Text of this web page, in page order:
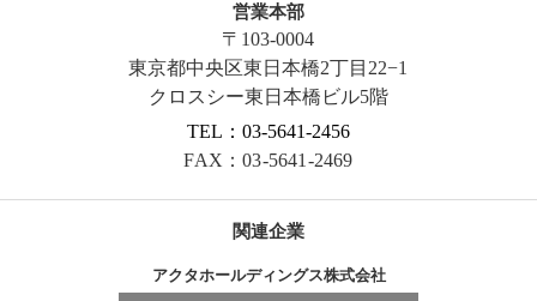
営業本部
〒103-0004
東京都中央区東日本橋2丁目22−1
クロスシー東日本橋ビル5階
TEL：03-5641-2456
FAX：03-5641-2469
関連企業
アクタホールディングス株式会社